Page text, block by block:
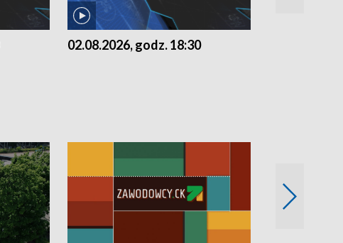
02.08.2026, godz. 18:30